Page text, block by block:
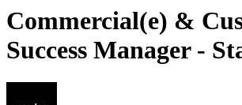
Commercial(e) &
Success Manager -